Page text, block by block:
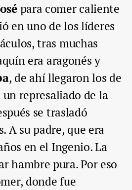
para comer caliente
en uno de los líderes
tras muchas
era aragonés y
, de ahí llegaron los de
represaliado de la
se trasladó
A su padre, que era
en el Ingenio. La
hambre pura. Por eso
donde fue